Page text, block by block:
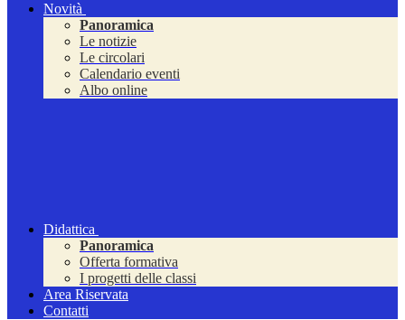
Novità
Panoramica
Le notizie
Le circolari
Calendario eventi
Albo online
Didattica
Panoramica
Offerta formativa
I progetti delle classi
Area Riservata
Contatti